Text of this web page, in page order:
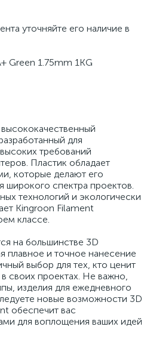
уточняйте его наличие в
Green 1.75mm 1KG
для
требований
Пластик обладает
которые делают его
спектра проектов.
технологий и экологически
Kingroon Filament
классе.
на большинстве 3D
плавное и точное нанесение
выбор для тех, кто ценит
своих проектах. Не важно,
изделия для ежедневного
новые возможности 3D
обеспечит вас
для воплощения ваших идей